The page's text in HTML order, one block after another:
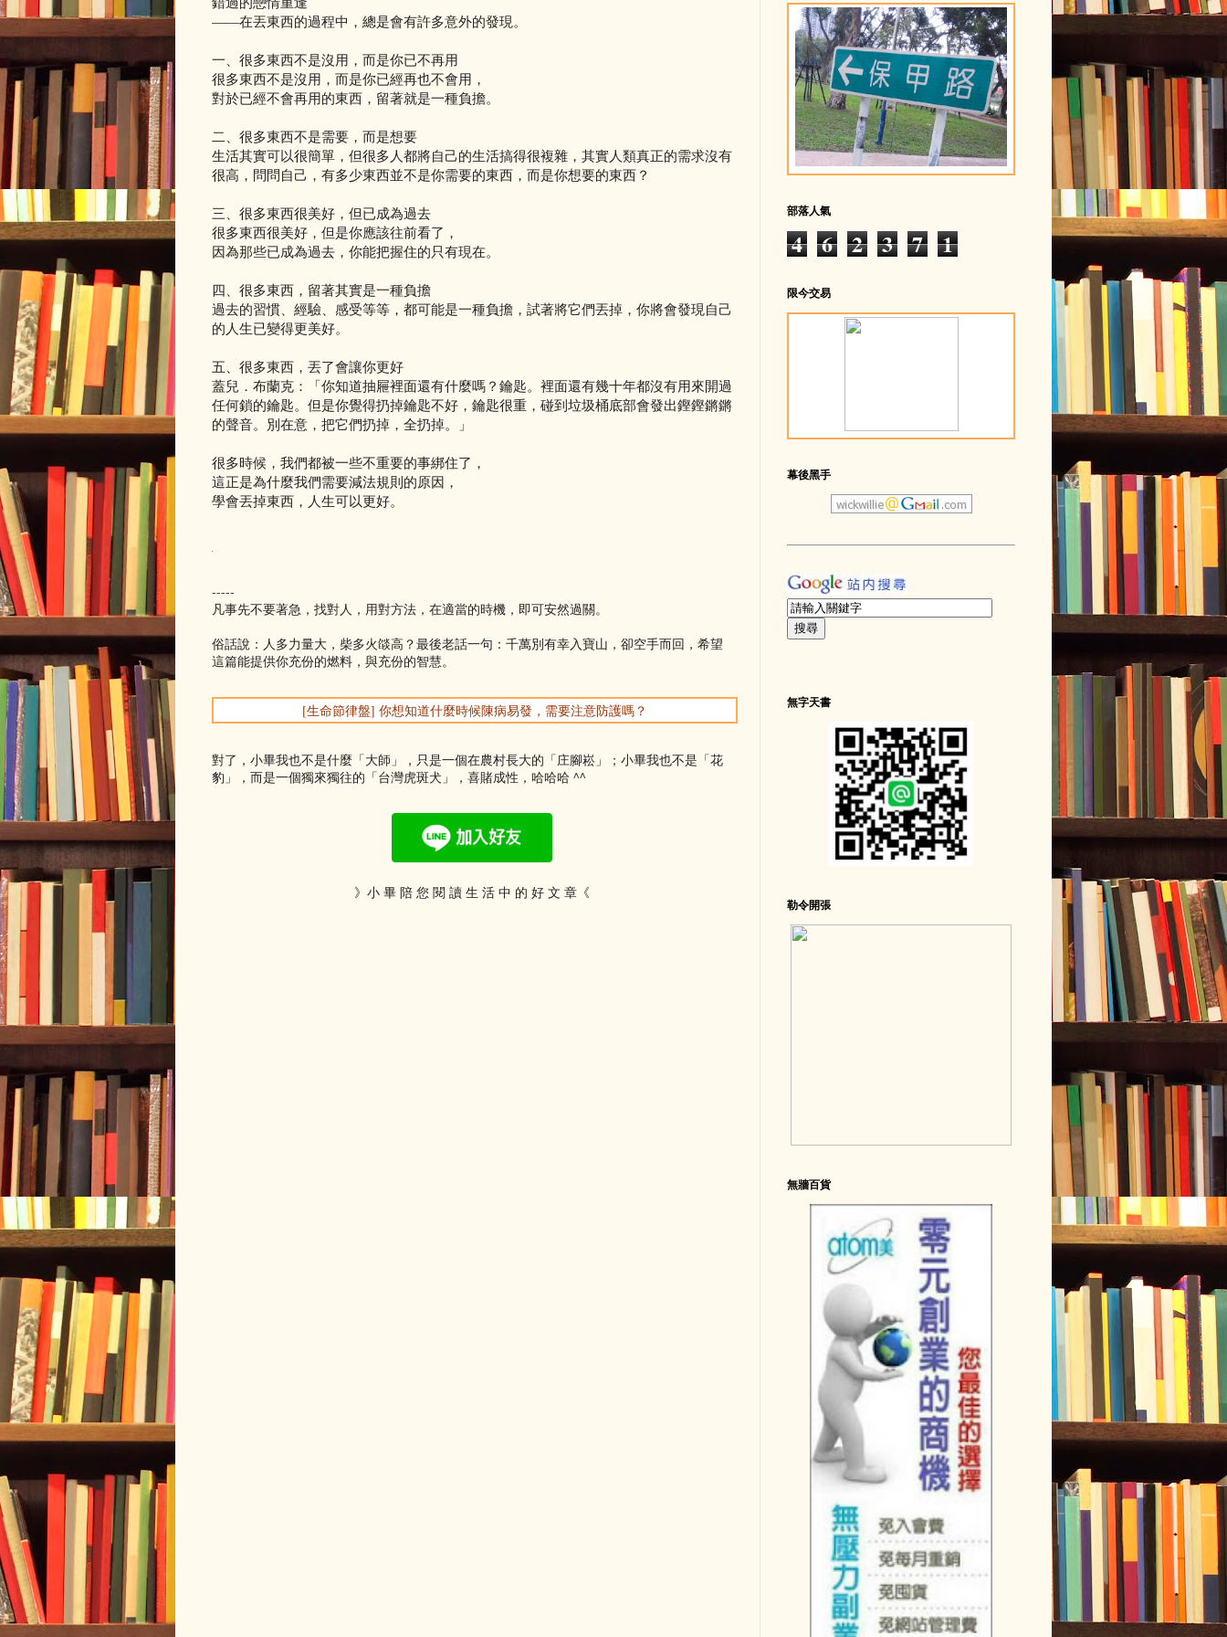
——在丟東西的過程中，總是會有許多意外的發現。
一、很多東西不是沒用，而是你已不再用
很多東西不是沒用，而是你已經再也不會用，
對於已經不會再用的東西，留著就是一種負擔。
二、很多東西不是需要，而是想要
生活其實可以很簡單，但很多人都將自己的生活搞得很複雜，其實人類真正的需求沒有
很高，問問自己，有多少東西並不是你需要的東西，而是你想要的東西？
三、很多東西很美好，但已成為過去
很多東西很美好，但是你應該往前看了，
因為那些已成為過去，你能把握住的只有現在。
四、很多東西，留著其實是一種負擔
過去的習慣、經驗、感受等等，都可能是一種負擔，試著將它們丟掉，你將會發現自己
的人生已變得更美好。
五、很多東西，丟了會讓你更好
蓋兒．布蘭克：「你知道抽屜裡面還有什麼嗎？鑰匙。裡面還有幾十年都沒有用來開過
任何鎖的鑰匙。但是你覺得扔掉鑰匙不好，鑰匙很重，碰到垃圾桶底部會發出鏗鏗鏘鏘
的聲音。別在意，把它們扔掉，全扔掉。」
很多時候，我們都被一些不重要的事綁住了，
這正是為什麼我們需要減法規則的原因，
學會丟掉東西，人生可以更好。
-----
凡事先不要著急，找對人，用對方法，在適當的時機，即可安然過關。
俗話說：人多力量大，柴多火燄高？最後老話一句：千萬別有幸入寶山，卻空手而回，希望
這篇能提供你充份的燃料，與充份的智慧。
[生命節律盤] 你想知道什麼時候陳病易發，需要注意防護嗎？
對了，小畢我也不是什麼「大師」，只是一個在農村長大的「庄腳崧」；小畢我也不是「花
豹」，而是一個獨來獨往的「台灣虎斑犬」，喜賭成性，哈哈哈 ^^
》小 畢 陪 您 閱 讀 生 活 中 的 好 文 章《
部落人氣
4 6 2 3 7 1
限今交易
幕後黑手
無字天書
勒令開張
無牆百貨